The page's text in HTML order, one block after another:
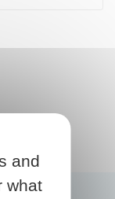
and
what